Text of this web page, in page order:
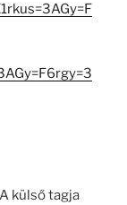
külső tagja